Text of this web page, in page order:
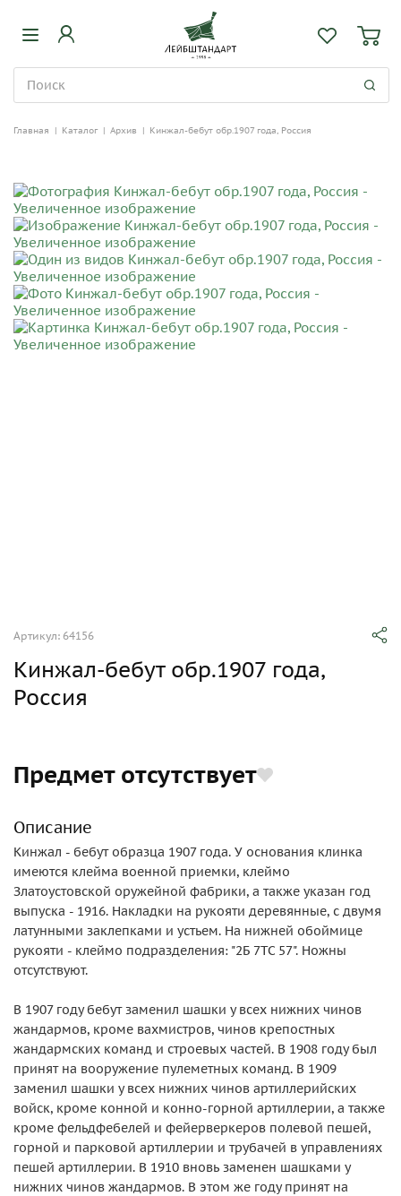
Главная | Каталог | Архив | Кинжал-бебут обр.1907 года, Россия
Артикул: 64156
Кинжал-бебут обр.1907 года,
Россия
Предмет отсутствует
Описание
Кинжал - бебут образца 1907 года. У основания клинка
имеются клейма военной приемки, клеймо
Златоустовской оружейной фабрики, а также указан год
выпуска - 1916. Накладки на рукояти деревянные, с двумя
латунными заклепками и устьем. На нижней обоймице
рукояти - клеймо подразделения: "2Б 7ТС 57". Ножны
отсутствуют.
В 1907 году бебут заменил шашки у всех нижних чинов
жандармов, кроме вахмистров, чинов крепостных
жандармских команд и строевых частей. В 1908 году был
принят на вооружение пулеметных команд. В 1909
заменил шашки у всех нижних чинов артиллерийских
войск, кроме конной и конно-горной артиллерии, а также
кроме фельдфебелей и фейерверкеров полевой пешей,
горной и парковой артиллерии и трубачей в управлениях
пешей артиллерии. В 1910 вновь заменен шашками у
нижних чинов жандармов. В этом же году принят на